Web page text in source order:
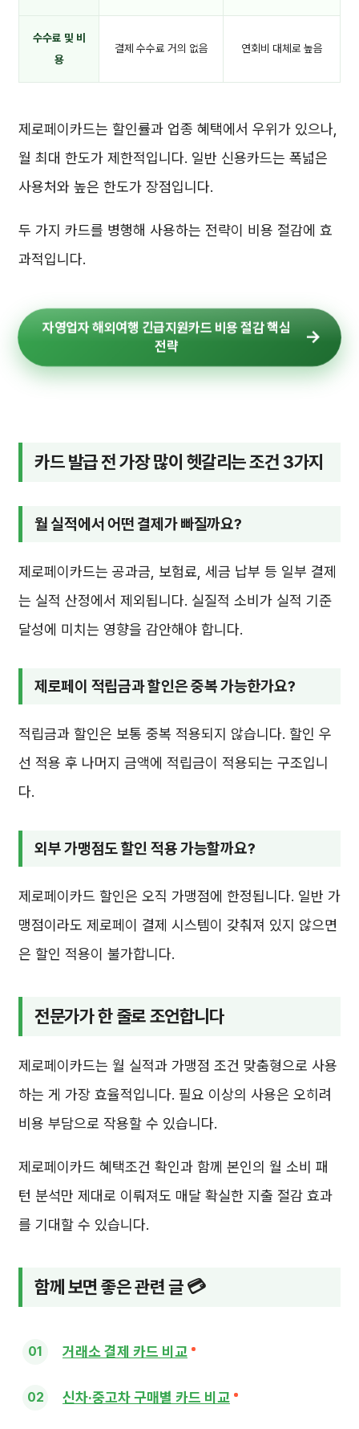
수수료 및 비
용
결제 수수료 거의 없음 연회비 대체로 높음
제로페이카드는 할인률과 업종 혜택에서 우위가 있으나,
월 최대 한도가 제한적입니다. 일반 신용카드는 폭넓은
사용처와 높은 한도가 장점입니다.
두 가지 카드를 병행해 사용하는 전략이 비용 절감에 효
과적입니다.
자영업자 해외여행 긴급지원카드 비용 절감 핵심
전략
카드 발급 전 가장 많이 헷갈리는 조건 3가지
월 실적에서 어떤 결제가 빠질까요?
제로페이카드는 공과금, 보험료, 세금 납부 등 일부 결제
는 실적 산정에서 제외됩니다. 실질적 소비가 실적 기준
달성에 미치는 영향을 감안해야 합니다.
제로페이 적립금과 할인은 중복 가능한가요?
적립금과 할인은 보통 중복 적용되지 않습니다. 할인 우
선 적용 후 나머지 금액에 적립금이 적용되는 구조입니
다.
외부 가맹점도 할인 적용 가능할까요?
제로페이카드 할인은 오직 가맹점에 한정됩니다. 일반 가
맹점이라도 제로페이 결제 시스템이 갖춰져 있지 않으면
은 할인 적용이 불가합니다.
전문가가 한 줄로 조언합니다
제로페이카드는 월 실적과 가맹점 조건 맞춤형으로 사용
하는 게 가장 효율적입니다. 필요 이상의 사용은 오히려
비용 부담으로 작용할 수 있습니다.
제로페이카드 혜택조건 확인과 함께 본인의 월 소비 패
턴 분석만 제대로 이뤄져도 매달 확실한 지출 절감 효과
를 기대할 수 있습니다.
함께 보면 좋은 관련 글 💳
거래소 결제 카드 비교
신차·중고차 구매별 카드 비교